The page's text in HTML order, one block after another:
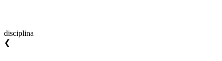
disciplina
❮